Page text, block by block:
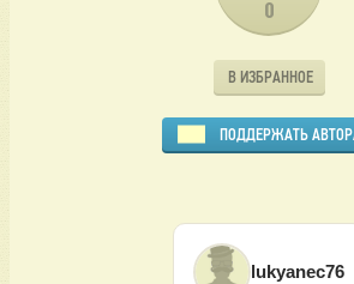
0
В ИЗБРАННОЕ
ПОДДЕРЖАТЬ
lukyanec76